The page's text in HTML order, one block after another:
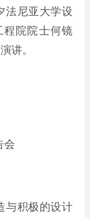
法尼亚大学设
程院院士何镜
讲。
会
与积极的设计